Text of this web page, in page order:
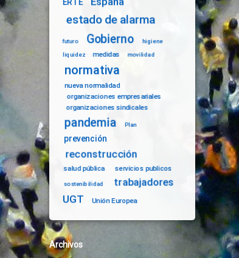
ERTE
estado de alarma
futuro Gobierno higiene
liquidez medidas movilidad
normativa
nueva normalidad
organizaciones empresariales
organizaciones sindicales
pandemia Plan
prevención
reconstrucción
salud pública servicios publicos
sostenibilidad
trabajadores
UGT
Unión Europea
Archivos